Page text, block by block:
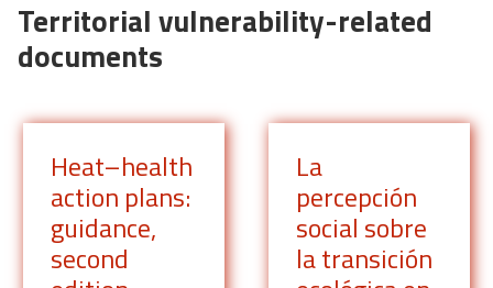
Territorial vulnerability-related
documents
Heat–health
action plans:
guidance,
second
La
percepción
social sobre
la transición